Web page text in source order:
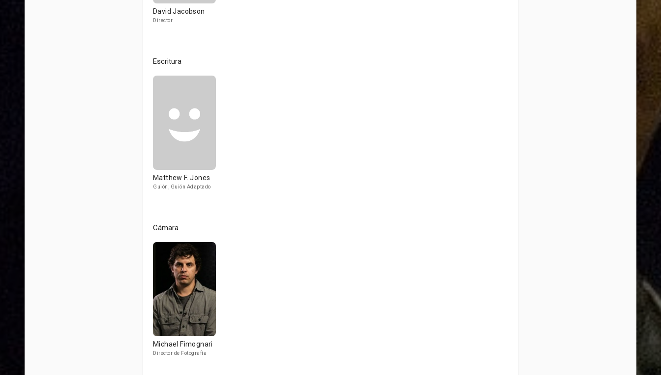
David Jacobson
Director
Escritura
Matthew F. Jones
Guión, Guión Adaptado
Cámara
Michael Fimognari
Director de Fotografía